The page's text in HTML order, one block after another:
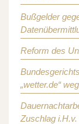
Bußgelder
Reform des
„wetter.de“
Zuschlag